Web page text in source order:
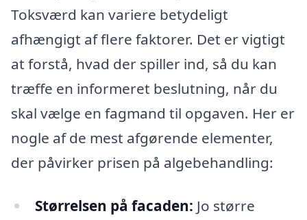
Toksværd kan variere betydeligt
afhængigt af flere faktorer. Det er vigtigt
at forstå, hvad der spiller ind, så du kan
træffe en informeret beslutning, når du
skal vælge en fagmand til opgaven. Her er
nogle af de mest afgørende elementer,
der påvirker prisen på algebehandling:
Størrelsen på facaden: Jo større